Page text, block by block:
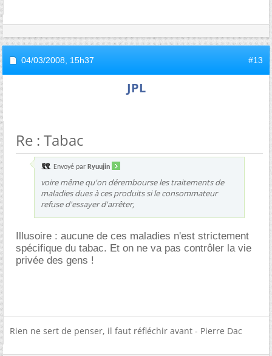
04/03/2008, 15h37 #13
JPL
Re : Tabac
Envoyé par Ryuujin
voire même qu'on dérembourse les traitements de
maladies dues à ces produits si le consommateur
refuse d'essayer d'arrêter,
Illusoire : aucune de ces maladies n'est strictement
spécifique du tabac. Et on ne va pas contrôler la vie
privée des gens !
Rien ne sert de penser, il faut réfléchir avant - Pierre Dac